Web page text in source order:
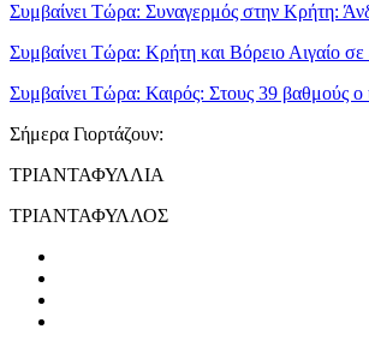
Συμβαίνει Τώρα: Συναγερμός στην Κρήτη:
Συμβαίνει Τώρα: Κρήτη και Βόρειο Αιγαίο
Συμβαίνει Τώρα: Καιρός: Στους 39 βαθμούς
Σήμερα Γιορτάζουν:
ΤΡΙΑΝΤΑΦΥΛΛΙΑ
ΤΡΙΑΝΤΑΦΥΛΛΟΣ